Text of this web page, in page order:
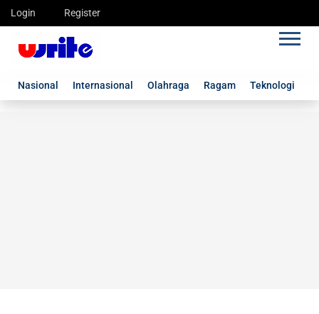
Login Register
Nasional Internasional Olahraga Ragam Teknologi